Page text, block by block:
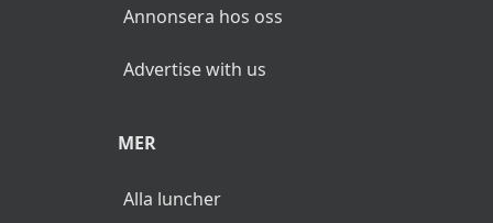
Annonsera hos oss
Advertise with us
MER
Alla luncher